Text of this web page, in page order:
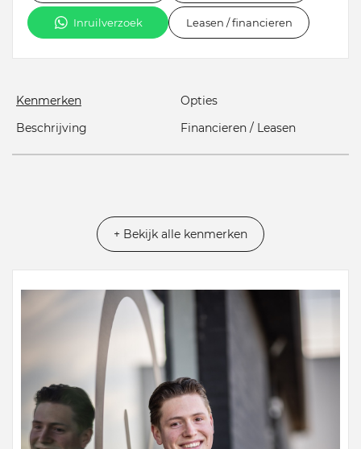
Inruilverzoek Leasen / financieren
Kenmerken
Opties
Beschrijving
Financieren / Leasen
+ Bekijk alle kenmerken